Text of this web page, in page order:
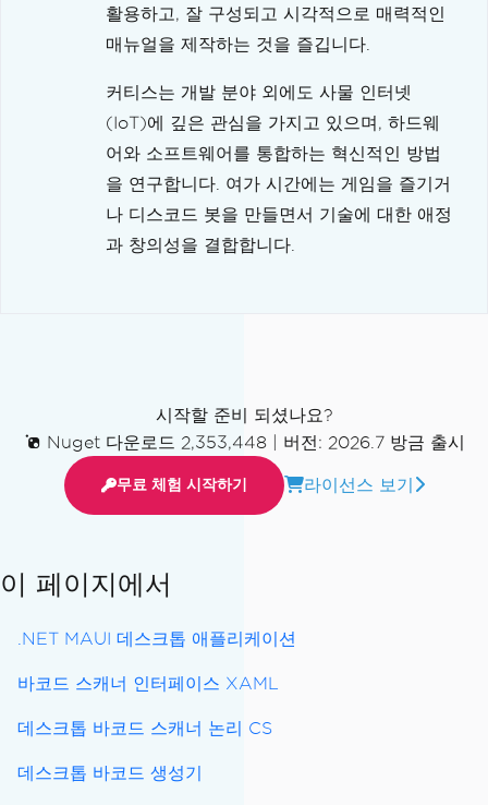
활용하고, 잘 구성되고 시각적으로 매력적인
매뉴얼을 제작하는 것을 즐깁니다.
커티스는 개발 분야 외에도 사물 인터넷
(IoT)에 깊은 관심을 가지고 있으며, 하드웨
어와 소프트웨어를 통합하는 혁신적인 방법
을 연구합니다. 여가 시간에는 게임을 즐기거
나 디스코드 봇을 만들면서 기술에 대한 애정
과 창의성을 결합합니다.
시작할 준비 되셨나요?
Nuget 다운로드 2,353,448| 버전: 2026.7 방금 출시
무료 체험 시작하기 라이선스 보기
이 페이지에서
.NET MAUI 데스크톱 애플리케이션
바코드 스캐너 인터페이스 XAML
데스크톱 바코드 스캐너 논리 CS
데스크톱 바코드 생성기